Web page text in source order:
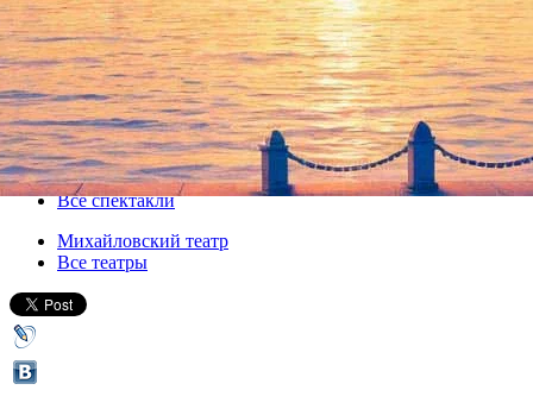
Звездная «Лауренсия» в
Михайловском театре
16 ноября 2013, суббота,19.00
Версия для печати
Все спектакли
Михайловский театр
Все театры